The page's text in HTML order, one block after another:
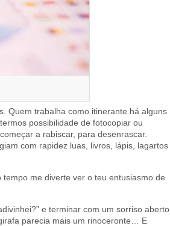
Quem trabalha como itinerante há alguns
possibilidade de fotocopiar ou
a rabiscar, para desenrascar.
com rapidez luas, livros, lápis, lagartos
me diverte ver o teu entusiasmo de
e terminar com um sorriso aberto
parecia mais um rinoceronte… E